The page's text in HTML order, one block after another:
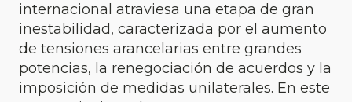
internacional atraviesa una etapa de gran
inestabilidad, caracterizada por el aumento
de tensiones arancelarias entre grandes
potencias, la renegociación de acuerdos y la
imposición de medidas unilaterales. En este